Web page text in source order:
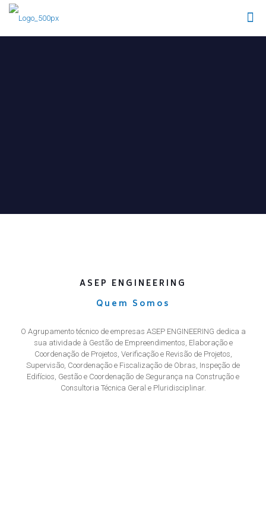
ASEP ENGINEERING
Quem Somos
O Agrupamento técnico de empresas ASEP ENGINEERING dedica a
sua atividade à Gestão de Empreendimentos, Elaboração e
Coordenação de Projetos, Verificação e Revisão de Projetos,
Supervisão, Coordenação e Fiscalização de Obras, Inspeção de
Edifícios, Gestão e Coordenação de Segurança na Construção e
Consultoria Técnica Geral e Pluridisciplinar.